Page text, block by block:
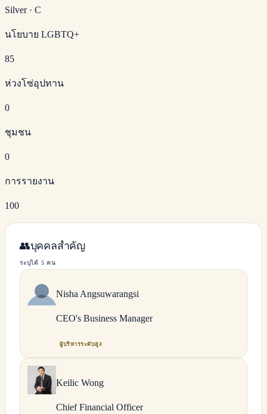
Silver· C
นโยบาย LGBTQ+
85
ห่วงโซ่อุปทาน
0
ชุมชน
0
การรายงาน
100
👥บุคคลสำคัญ
ระบุได้ 5 คน
Nisha Angsuwarangsi
CEO's Business Manager
ผู้บริหารระดับสูง
Keilic Wong
Chief Financial Officer